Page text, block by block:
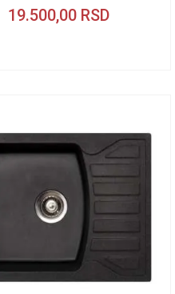
19.500,00 RSD